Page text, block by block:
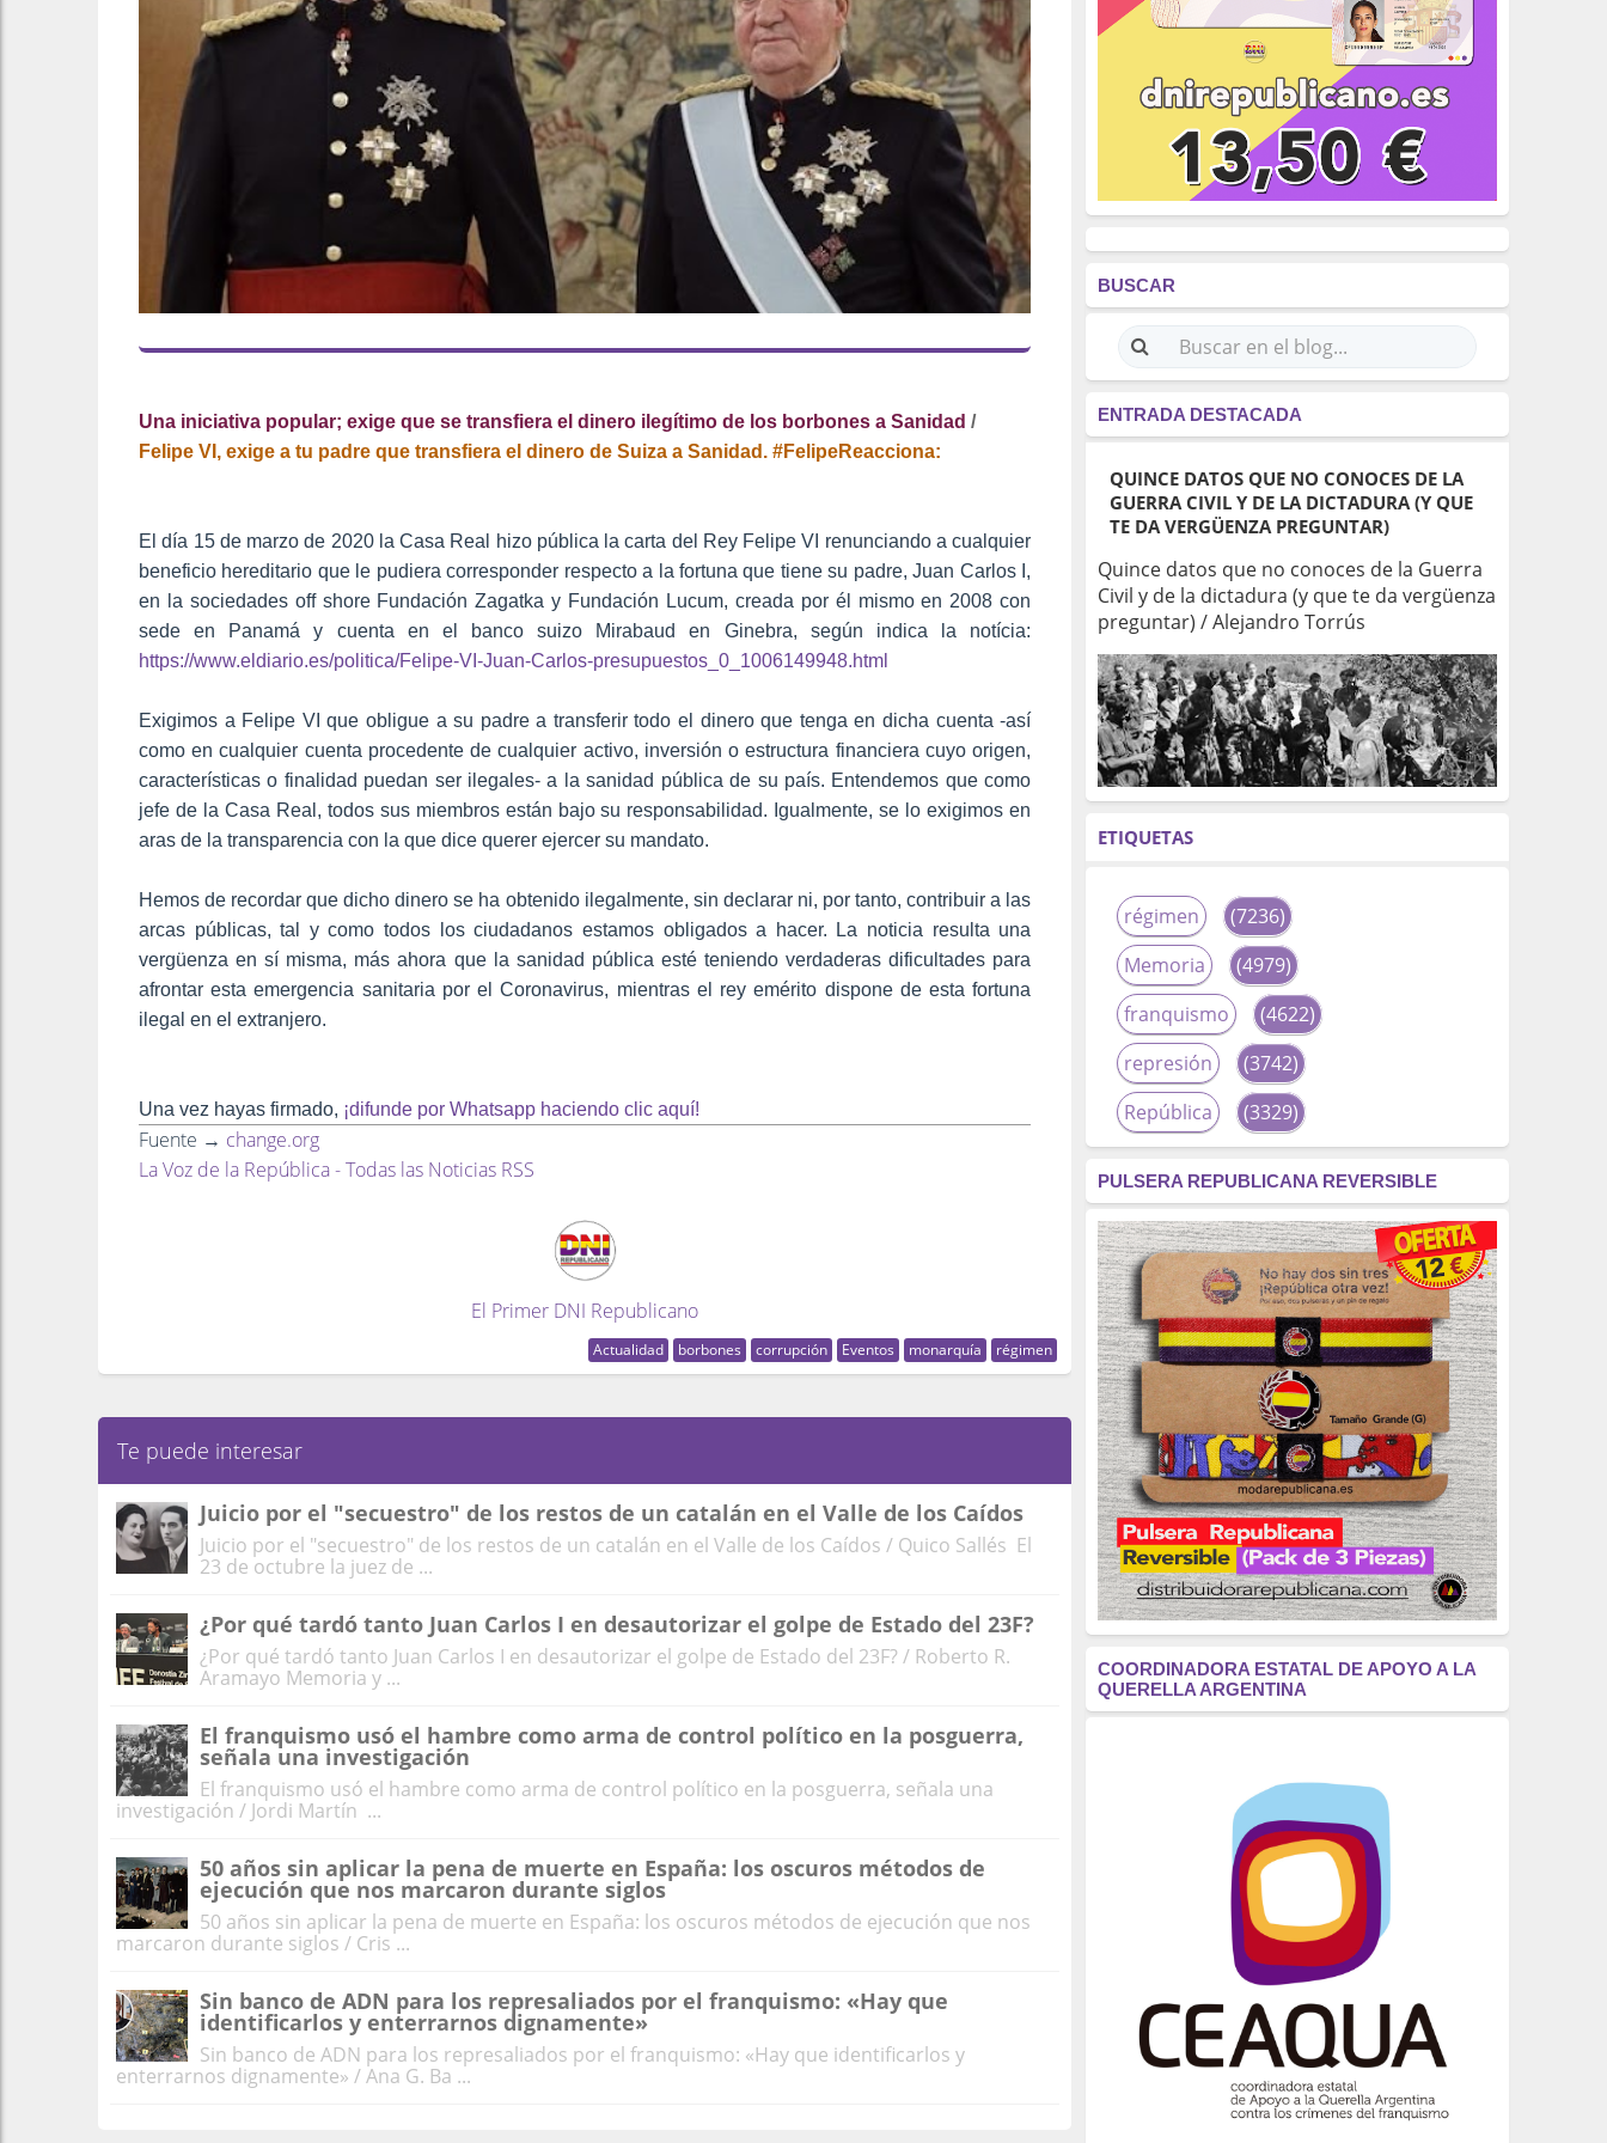
Una iniciativa popular; exige que se transfiera el dinero ilegítimo de los borbones a Sanidad /
Felipe VI, exige a tu padre que transfiera el dinero de Suiza a Sanidad. #FelipeReacciona:
El día 15 de marzo de 2020 la Casa Real hizo pública la carta del Rey Felipe VI renunciando a cualquier
beneficio hereditario que le pudiera corresponder respecto a la fortuna que tiene su padre, Juan Carlos I,
en la sociedades off shore Fundación Zagatka y Fundación Lucum, creada por él mismo en 2008 con
sede en Panamá y cuenta en el banco suizo Mirabaud en Ginebra, según indica la notícia:
https://www.eldiario.es/politica/Felipe-VI-Juan-Carlos-presupuestos_0_1006149948.html
Exigimos a Felipe VI que obligue a su padre a transferir todo el dinero que tenga en dicha cuenta -así
como en cualquier cuenta procedente de cualquier activo, inversión o estructura financiera cuyo origen,
características o finalidad puedan ser ilegales- a la sanidad pública de su país. Entendemos que como
jefe de la Casa Real, todos sus miembros están bajo su responsabilidad. Igualmente, se lo exigimos en
aras de la transparencia con la que dice querer ejercer su mandato.
Hemos de recordar que dicho dinero se ha obtenido ilegalmente, sin declarar ni, por tanto, contribuir a las
arcas públicas, tal y como todos los ciudadanos estamos obligados a hacer. La noticia resulta una
vergüenza en sí misma, más ahora que la sanidad pública esté teniendo verdaderas dificultades para
afrontar esta emergencia sanitaria por el Coronavirus, mientras el rey emérito dispone de esta fortuna
ilegal en el extranjero.
Una vez hayas firmado, ¡difunde por Whatsapp haciendo clic aquí!
Fuente → change.org
La Voz de la República - Todas las Noticias RSS
El Primer DNI Republicano
Actualidad borbones corrupción Eventos monarquía régimen
Te puede interesar
Juicio por el "secuestro" de los restos de un catalán en el Valle de los Caídos
Juicio por el "secuestro" de los restos de un catalán en el Valle de los Caídos / Quico Sallés El
23 de octubre la juez de ...
¿Por qué tardó tanto Juan Carlos I en desautorizar el golpe de Estado del 23F?
¿Por qué tardó tanto Juan Carlos I en desautorizar el golpe de Estado del 23F? / Roberto R.
Aramayo Memoria y ...
El franquismo usó el hambre como arma de control político en la posguerra,
señala una investigación
El franquismo usó el hambre como arma de control político en la posguerra, señala una
investigación / Jordi Martín ...
50 años sin aplicar la pena de muerte en España: los oscuros métodos de
ejecución que nos marcaron durante siglos
50 años sin aplicar la pena de muerte en España: los oscuros métodos de ejecución que nos
marcaron durante siglos / Cris ...
Sin banco de ADN para los represaliados por el franquismo: «Hay que
identificarlos y enterrarnos dignamente»
Sin banco de ADN para los represaliados por el franquismo: «Hay que identificarlos y
enterrarnos dignamente» / Ana G. Ba ...
BUSCAR
ENTRADA DESTACADA
QUINCE DATOS QUE NO CONOCES DE LA
GUERRA CIVIL Y DE LA DICTADURA (Y QUE
TE DA VERGÜENZA PREGUNTAR)
Quince datos que no conoces de la Guerra
Civil y de la dictadura (y que te da vergüenza
preguntar) / Alejandro Torrús
ETIQUETAS
régimen
(7236)
Memoria
(4979)
franquismo
(4622)
represión
(3742)
República
(3329)
fascismo
(2677)
tardofranquismo
(2320)
Actualidad
(2319)
monarquía
(2253)
borbones
(2176)
Cultura
(2163)
Guerra
(1674)
genocidio
(1234)
mujer
(1070)
Eventos
(914)
Crímenes del franquismo
(721)
(699)
(607)
neofranquismo
(567)
Justicia Universal
Derechos Humanos
(522)
Nacionalcatolicismo
(514)
PULSERA REPUBLICANA REVERSIBLE
COORDINADORA ESTATAL DE APOYO A LA
QUERELLA ARGENTINA